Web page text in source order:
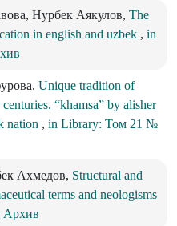
Нурбек Аякулов, The
in english and uzbek , in
Unique tradition of
“khamsa” by alisher
nation , in Library: Том 21 №
Ахмедов, Structural and
terms and neologisms
Архив